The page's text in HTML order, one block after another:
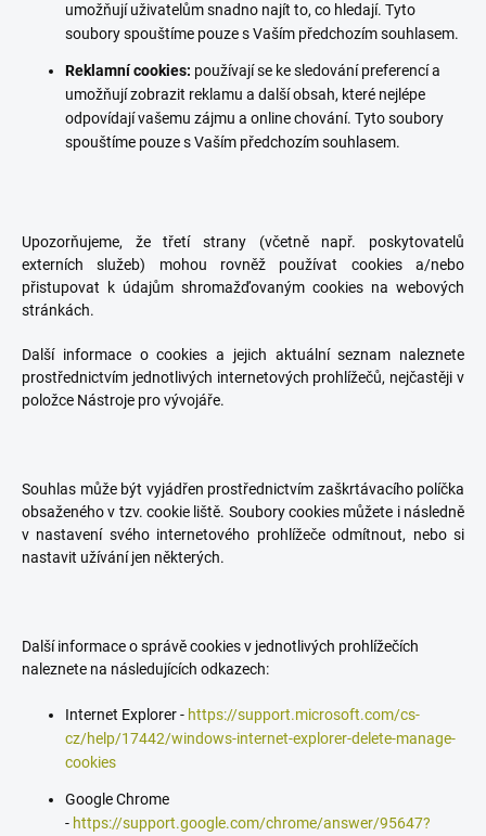
umožňují uživatelům snadno najít to, co hledají. Tyto
soubory spouštíme pouze s Vaším předchozím souhlasem.
Reklamní cookies: používají se ke sledování preferencí a
umožňují zobrazit reklamu a další obsah, které nejlépe
odpovídají vašemu zájmu a online chování. Tyto soubory
spouštíme pouze s Vaším předchozím souhlasem.
Upozorňujeme, že třetí strany (včetně např. poskytovatelů
externích služeb) mohou rovněž používat cookies a/nebo
přistupovat k údajům shromažďovaným cookies na webových
stránkách.
Další informace o cookies a jejich aktuální seznam naleznete
prostřednictvím jednotlivých internetových prohlížečů, nejčastěji v
položce Nástroje pro vývojáře.
Souhlas může být vyjádřen prostřednictvím zaškrtávacího políčka
obsaženého v tzv. cookie liště. Soubory cookies můžete i následně
v nastavení svého internetového prohlížeče odmítnout, nebo si
nastavit užívání jen některých.
Další informace o správě cookies v jednotlivých prohlížečích
naleznete na následujících odkazech:
Internet Explorer - https://support.microsoft.com/cs-
cz/help/17442/windows-internet-explorer-delete-manage-
cookies
Google Chrome
- https://support.google.com/chrome/answer/95647?